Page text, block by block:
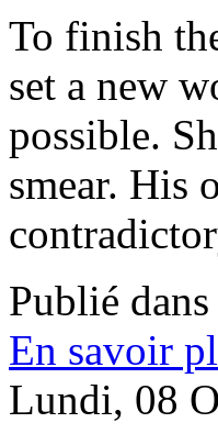
To finish
set a new
possible.
smear. His
Publié dans
En savoir
Lundi, 08